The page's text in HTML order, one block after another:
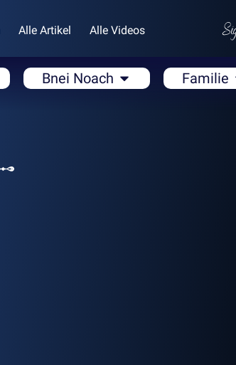
Alle Artikel Alle Videos
Bnei Noach Familie